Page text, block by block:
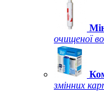
очищеної
змінних